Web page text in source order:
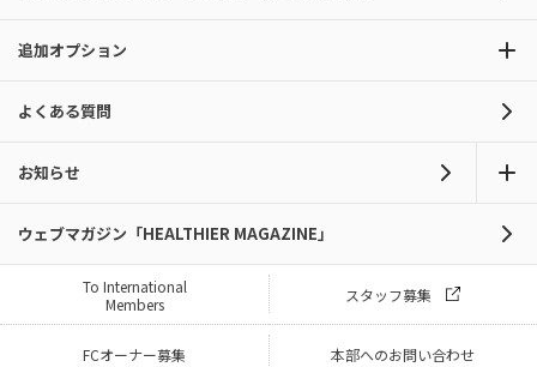
追加オプション
よくある質問
お知らせ
ウェブマガジン「HEALTHIER MAGAZINE」
To International
Members
スタッフ募集
FCオーナー募集 本部へのお問い合わせ